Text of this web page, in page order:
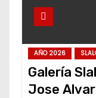
AÑO 2026
Galería
Jose